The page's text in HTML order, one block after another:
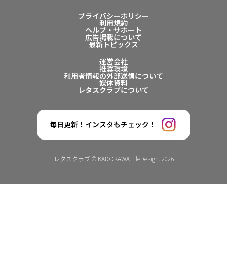
プライバシーポリシー
利用規約
ヘルプ・サポート
広告掲載について
最新トピックス
運営会社
推奨環境
利用者情報の外部送信について
媒体資料
レタスクラブについて
毎日更新！インスタもチェック！
レタスクラブ © KADOKAWA LifeDesign. 2026